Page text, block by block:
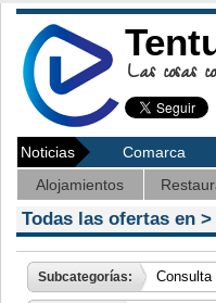
Las cosas
Noticias Comarca
Alojamientos
Todas las ofertas en >
Subcategorías: